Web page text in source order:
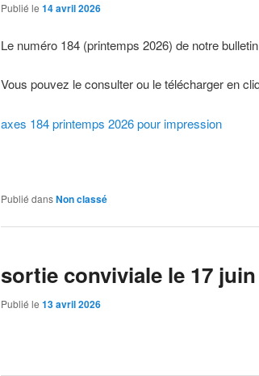
Publié le 14 avril 2026
Le numéro 184 (printemps 2026) de notre
Vous pouvez le consulter ou le télécharger en
axes 184 printemps 2026 pour impression
Publié dansNon classé
sortie conviviale le 17 juin
Publié le 13 avril 2026